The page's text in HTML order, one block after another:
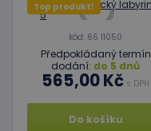
Top produkt!
kód: 66 11050
Předpokládaný termín
dodání: do 5 dnů
565,00 Kč s DPH
Do košíku